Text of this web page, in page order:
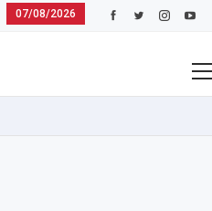
07/08/2026